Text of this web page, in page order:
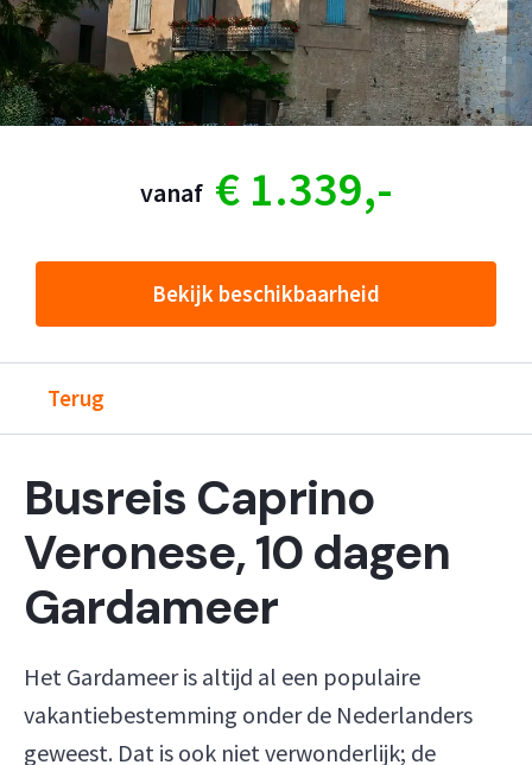
vanaf € 1.339,-
Bekijk beschikbaarheid
Terug
Busreis Caprino
Veronese, 10 dagen
Gardameer
Het Gardameer is altijd al een populaire
vakantiebestemming onder de Nederlanders
geweest. Dat is ook niet verwonderlijk; de